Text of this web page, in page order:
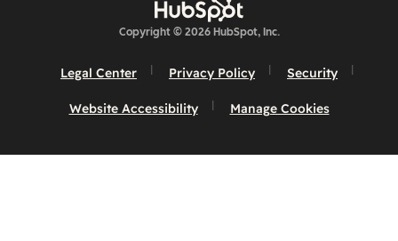
Copyright © 2026 HubSpot, Inc.
Legal Center Privacy Policy Security
Website Accessibility Manage Cookies